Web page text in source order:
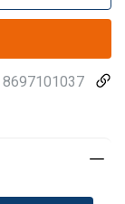
8697101037